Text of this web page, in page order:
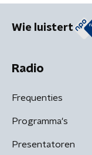
Wie luistert
Radio
Frequenties
Programma's
Presentatoren